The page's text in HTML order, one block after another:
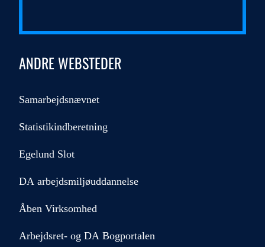
ANDRE WEBSTEDER
Samarbejdsnævnet
Statistikindberetning
Egelund Slot
DA arbejdsmiljøuddannelse
Åben Virksomhed
Arbejdsret- og DA Bogportalen